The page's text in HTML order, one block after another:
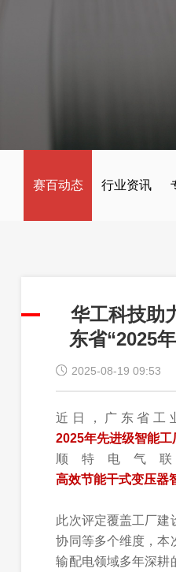
赛百动态 行业资讯
华工科技助
东省“2025
2025-08-19 09:53
近日，广东省工
2025年先进级智能工
顺特电气
高效节能干式变压器
此次评定覆盖工厂建
协同等多个维度，本
输配电领域多年深耕